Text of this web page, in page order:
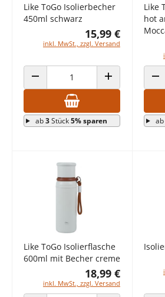
Like ToGo Isolierbecher
450ml schwarz
15,99 €
inkl. MwSt., zzgl. Versand
ANZAHL VERRINGERN ANZAHL
ab3Stück5% sparen
Like
hot
ab
Like ToGo Isolierflasche
600ml mit Becher creme
18,99 €
inkl. MwSt., zzgl. Versand